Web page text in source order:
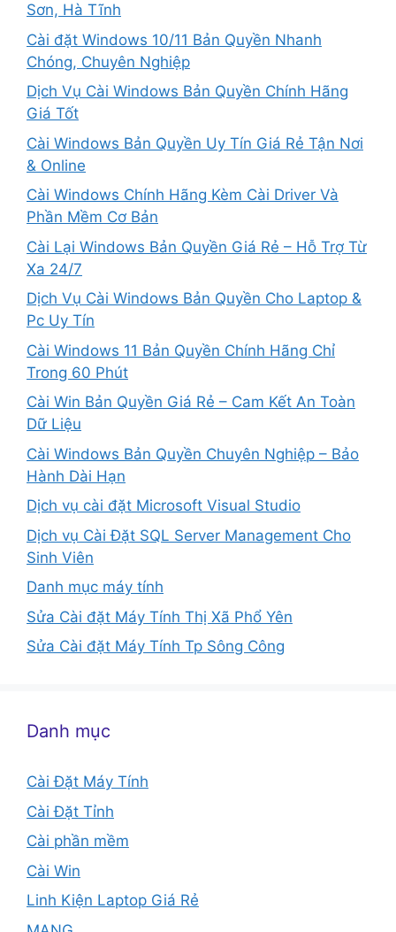
Sơn, Hà Tĩnh
Cài đặt Windows 10/11 Bản Quyền Nhanh
Chóng, Chuyên Nghiệp
Dịch Vụ Cài Windows Bản Quyền Chính Hãng
Giá Tốt
Cài Windows Bản Quyền Uy Tín Giá Rẻ Tận Nơi
& Online
Cài Windows Chính Hãng Kèm Cài Driver Và
Phần Mềm Cơ Bản
Cài Lại Windows Bản Quyền Giá Rẻ – Hỗ Trợ Từ
Xa 24/7
Dịch Vụ Cài Windows Bản Quyền Cho Laptop &
Pc Uy Tín
Cài Windows 11 Bản Quyền Chính Hãng Chỉ
Trong 60 Phút
Cài Win Bản Quyền Giá Rẻ – Cam Kết An Toàn
Dữ Liệu
Cài Windows Bản Quyền Chuyên Nghiệp – Bảo
Hành Dài Hạn
Dịch vụ cài đặt Microsoft Visual Studio
Dịch vụ Cài Đặt SQL Server Management Cho
Sinh Viên
Danh mục máy tính
Sửa Cài đặt Máy Tính Thị Xã Phổ Yên
Sửa Cài đặt Máy Tính Tp Sông Công
Danh mục
Cài Đặt Máy Tính
Cài Đặt Tỉnh
Cài phần mềm
Cài Win
Linh Kiện Laptop Giá Rẻ